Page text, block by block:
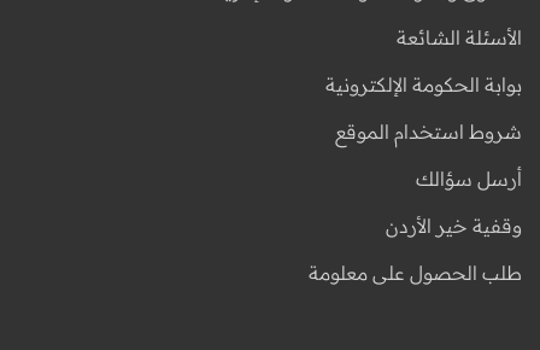
الأسئلة الشائعة
بوابة الحكومة الإلكترونية
شروط استخدام الموقع
أرسل سؤالك
وقفية خير الأردن
طلب الحصول على معلومة